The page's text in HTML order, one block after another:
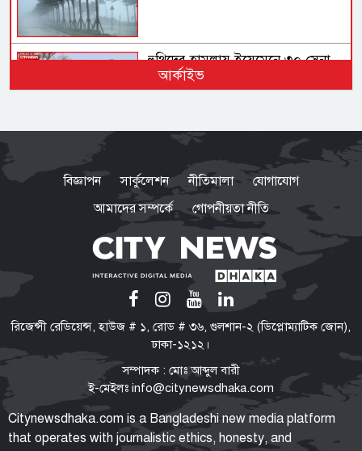
হুথিদের হামলায় ইয়েমেনে ৩০ সেনা
নিহত
বগুড়ায় সাতসকালে বাসচাপায় ৬
দিনমজুর নিহত
পাকিস্তান হাইকমিশনারের বাসভবনে
অগ্নিকাণ্ডের ঘটনার তদন্ত শুরু
ভিআইপি-সিআইপিও ছাড় পাবেন না:
কেন বিমানবন্দরে সবার তল্লাশি
বাধ্যতামূলক?
আর্কাইভ
বিজ্ঞাপন সার্কুলেশন নীতিমালা
যোগাযোগ
আমাদের সম্পর্কে
গোপনীয়তা নীতি
রিজেন্সী রেডিয়েন্স, হাউজ # ১, রোড # ৩৬, গুলশান-২ (ডিপ্লোম্যাটিক জোন),
ঢাকা-১২১২।
সম্পাদক : মোঃ আব্দুল বারী
ই-মেইলঃ info@citynewsdhaka.com
Citynewsdhaka.com is a Bangladeshi new media platform
that operates with journalistic ethics, honesty, and